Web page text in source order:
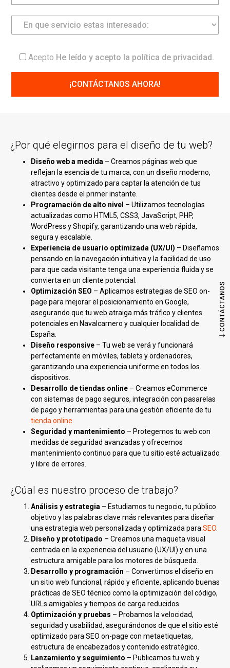
CONTÁCTANOS
Acepto He leído y acepto la política de privacidad.
¿Por qué elegirnos para el diseño de tu web?
Diseño web a medida – Creamos páginas web que
reflejan la esencia de tu marca, con un diseño moderno,
atractivo y optimizado para captar la atención de tus
clientes desde el primer instante.
Programación de alto nivel – Utilizamos tecnologías
actualizadas como HTML5, CSS3, JavaScript, PHP,
WordPress y Shopify, garantizando una web rápida,
segura y escalable.
Experiencia de usuario optimizada (UX/UI) – Diseñamos
pensando en la navegación intuitiva y la facilidad de uso
para que cada visitante tenga una experiencia fluida y se
convierta en un cliente potencial.
Optimización SEO – Aplicamos estrategias de SEO on-
page para mejorar el posicionamiento en Google,
asegurando que tu web atraiga más tráfico y clientes
potenciales en Navalcarnero y cualquier localidad de
España.
Diseño responsive – Tu web se verá y funcionará
perfectamente en móviles, tablets y ordenadores,
garantizando una experiencia uniforme en todos los
dispositivos.
Desarrollo de tiendas online – Creamos eCommerce
con sistemas de pago seguros, integración con pasarelas
de pago y herramientas para una gestión eficiente de tu
tienda online.
Seguridad y mantenimiento – Protegemos tu web con
medidas de seguridad avanzadas y ofrecemos
mantenimiento continuo para que tu sitio esté actualizado
y libre de errores.
¿Cúal es nuestro proceso de trabajo?
Análisis y estrategia – Estudiamos tu negocio, tu público
objetivo y las palabras clave más relevantes para diseñar
una estrategia web personalizada y optimizada paraSEO.
Diseño y prototipado – Creamos una maqueta visual
centrada en la experiencia del usuario (UX/UI) y en una
estructura amigable para los motores de búsqueda.
Desarrollo y programación – Convertimos el diseño en
un sitio web funcional, rápido y eficiente, aplicando buenas
prácticas de SEO técnico como la optimización del código,
URLs amigables y tiempos de carga reducidos.
Optimización y pruebas – Probamos la velocidad,
seguridad y usabilidad, asegurándonos de que el sitio esté
optimizado para SEO on-page con metaetiquetas,
estructura de encabezados y contenido estratégico.
Lanzamiento y seguimiento – Publicamos tu web y